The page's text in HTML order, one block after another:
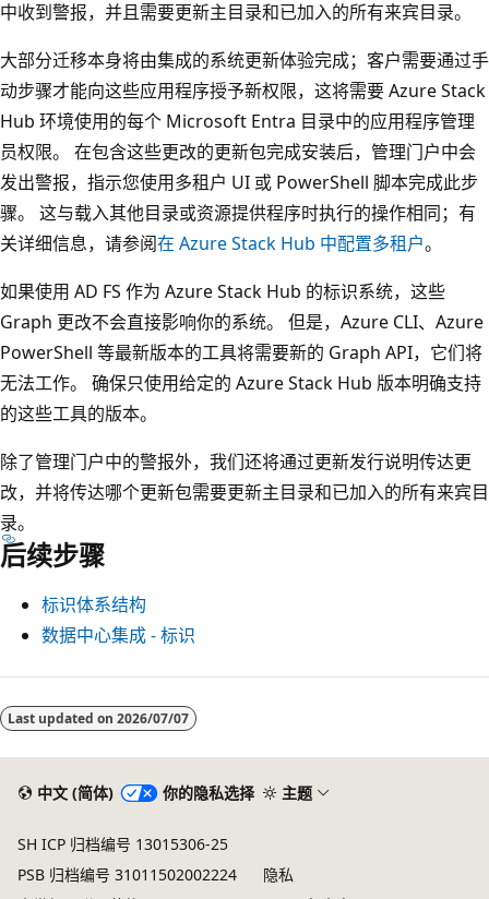
中收到警报，并且需要更新主目录和已加入的所有来宾目录。
大部分迁移本身将由集成的系统更新体验完成；客户需要通过手
动步骤才能向这些应用程序授予新权限，这将需要 Azure Stack
Hub 环境使用的每个 Microsoft Entra 目录中的应用程序管理
员权限。 在包含这些更改的更新包完成安装后，管理门户中会
发出警报，指示您使用多租户 UI 或 PowerShell 脚本完成此步
骤。 这与载入其他目录或资源提供程序时执行的操作相同；有
关详细信息，请参阅在 Azure Stack Hub 中配置多租户。
如果使用 AD FS 作为 Azure Stack Hub 的标识系统，这些
Graph 更改不会直接影响你的系统。 但是，Azure CLI、Azure
PowerShell 等最新版本的工具将需要新的 Graph API，它们将
无法工作。 确保只使用给定的 Azure Stack Hub 版本明确支持
的这些工具的版本。
除了管理门户中的警报外，我们还将通过更新发行说明传达更
改，并将传达哪个更新包需要更新主目录和已加入的所有来宾目
录。
后续步骤
标识体系结构
数据中心集成 - 标识
Last updated on 2026/07/07
中文 (简体) 你的隐私选择 主题
SH ICP 归档编号 13015306-25
PSB 归档编号 31011502002224
隐私